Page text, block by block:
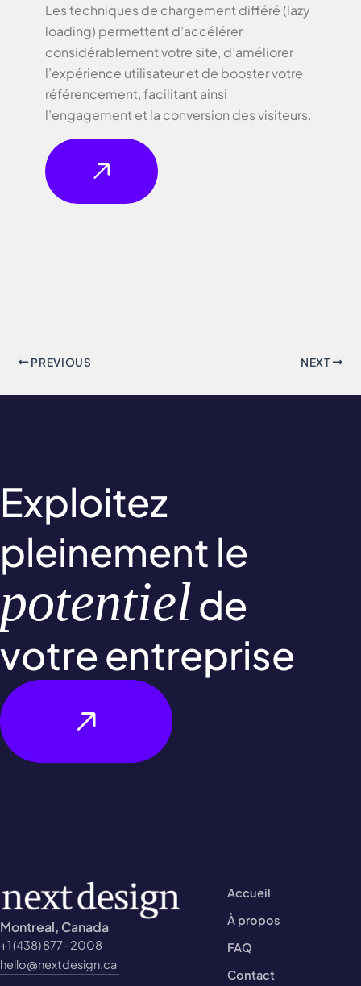
Les techniques de chargement différé (lazy
loading) permettent d’accélérer
considérablement votre site, d’améliorer
l’expérience utilisateur et de booster votre
référencement, facilitant ainsi
l’engagement et la conversion des visiteurs.
PREVIOUS NEXT
Exploitez
pleinement le
potentielde
votre entreprise
Montreal, Canada
+1 (438) 877-2008
hello@nextdesign.ca
Accueil
À propos
FAQ
Contact